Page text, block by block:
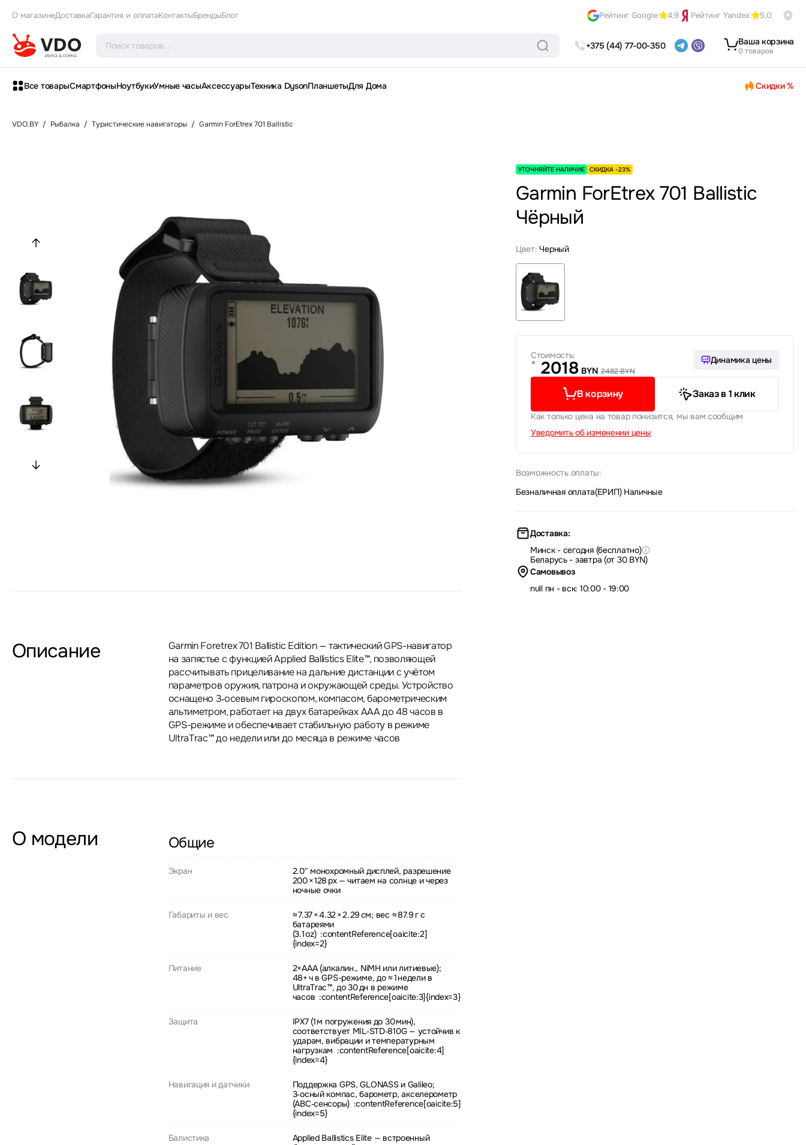
О магазинеДоставкаГарантия и оплатаКонтактыБрендыБлог Рейтинг Google: 4,9 Рейтинг Yandex: 5,0
+375 (44) 77-00-350 Ваша корзина
0 товаров
Все товарыСмартфоныНоутбукиУмные часыАксессуарыТехника DysonПланшетыДля Дома Скидки %
VDO.BY / Рыбалка / Туристические навигаторы / Garmin ForEtrex 701 Ballistic
Описание
Garmin Foretrex 701 Ballistic Edition — тактический GPS-навигатор
на запястье с функцией Applied Ballistics Elite™, позволяющей
рассчитывать прицеливание на дальние дистанции с учётом
параметров оружия, патрона и окружающей среды. Устройство
оснащено 3‑осевым гироскопом, компасом, барометрическим
альтиметром, работает на двух батарейках AAA до 48 часов в
GPS-режиме и обеспечивает стабильную работу в режиме
UltraTrac™ до недели или до месяца в режиме часов
О модели Общие
Экран
2.0″ монохромный дисплей, разрешение
200 × 128 px — читаем на солнце и через
ночные очки
Габариты и вес
≈ 7.37 × 4.32 × 2.29 см; вес ≈ 87.9 г с
батареями
(3.1 oz) :contentReference[oaicite:2]
{index=2}
Питание
2×AAA (алкалин., NiMH или литиевые);
48+ ч в GPS-режиме, до ≈ 1 недели в
UltraTrac™, до 30 дн в режиме
часов :contentReference[oaicite:3]{index=3}
Защита
IPX7 (1 м погружения до 30 мин),
соответствует MIL‑STD‑810G — устойчив к
ударам, вибрации и температурным
нагрузкам :contentReference[oaicite:4]
{index=4}
Навигация и датчики
Поддержка GPS, GLONASS и Galileo;
3‑осный компас, барометр, акселерометр
(ABC‑сенсоры) :contentReference[oaicite:5]
{index=5}
Балистика
Applied Ballistics Elite — встроенный
УТОЧНЯЙТЕ НАЛИЧИЕ СКИДКА -23%
Garmin ForEtrex 701 Ballistic
Чёрный
Цвет: Черный
Стоимость:
* 2018 BYN 2482 BYN
Динамика цены
В корзину Заказ в 1 клик
Как только цена на товар понизится, мы вам сообщим
Уведомить об изменении цены
Возможность оплаты:
Безналичная оплата(ЕРИП)| Наличные
Доставка:
Минск - сегодня (бесплатно)
Беларусь - завтра (от 30 BYN)
Самовывоз
null пн - вск: 10:00 - 19:00